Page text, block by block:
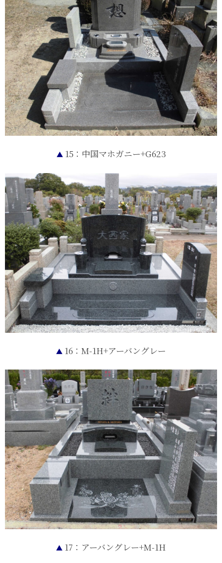
▲15：中国マホガニー+G623
▲ 16：M-1H+アーバングレー
▲ 17：アーバングレー+M-1H